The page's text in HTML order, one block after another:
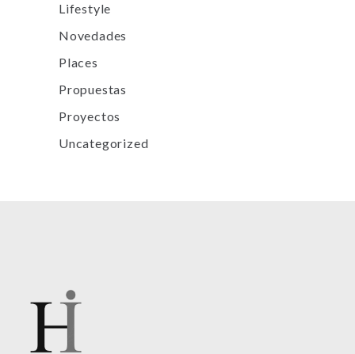
Lifestyle
Novedades
Places
Propuestas
Proyectos
Uncategorized